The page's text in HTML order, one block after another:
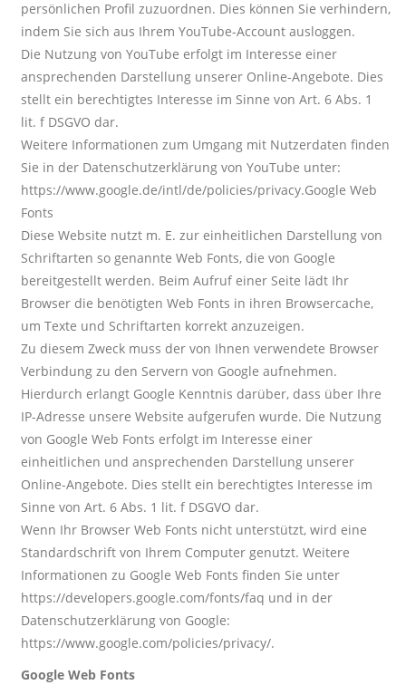
persönlichen Profil zuzuordnen. Dies können Sie verhindern,
indem Sie sich aus Ihrem YouTube-Account ausloggen.
Die Nutzung von YouTube erfolgt im Interesse einer
ansprechenden Darstellung unserer Online-Angebote. Dies
stellt ein berechtigtes Interesse im Sinne von Art. 6 Abs. 1
lit. f DSGVO dar.
Weitere Informationen zum Umgang mit Nutzerdaten finden
Sie in der Datenschutzerklärung von YouTube unter:
https://www.google.de/intl/de/policies/privacy.Google Web
Fonts
Diese Website nutzt m. E. zur einheitlichen Darstellung von
Schriftarten so genannte Web Fonts, die von Google
bereitgestellt werden. Beim Aufruf einer Seite lädt Ihr
Browser die benötigten Web Fonts in ihren Browsercache,
um Texte und Schriftarten korrekt anzuzeigen.
Zu diesem Zweck muss der von Ihnen verwendete Browser
Verbindung zu den Servern von Google aufnehmen.
Hierdurch erlangt Google Kenntnis darüber, dass über Ihre
IP-Adresse unsere Website aufgerufen wurde. Die Nutzung
von Google Web Fonts erfolgt im Interesse einer
einheitlichen und ansprechenden Darstellung unserer
Online-Angebote. Dies stellt ein berechtigtes Interesse im
Sinne von Art. 6 Abs. 1 lit. f DSGVO dar.
Wenn Ihr Browser Web Fonts nicht unterstützt, wird eine
Standardschrift von Ihrem Computer genutzt. Weitere
Informationen zu Google Web Fonts finden Sie unter
https://developers.google.com/fonts/faq und in der
Datenschutzerklärung von Google:
https://www.google.com/policies/privacy/.
Google Web Fonts